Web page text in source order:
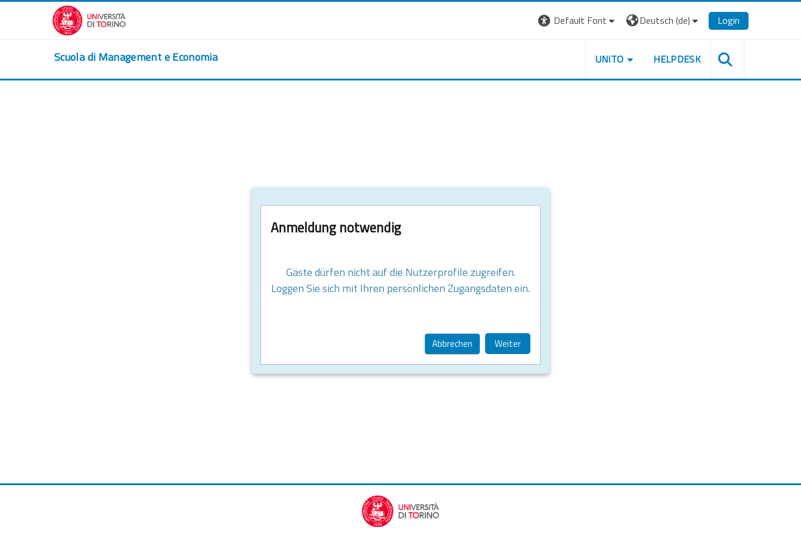
Zum Hauptinhalt
Default Font
Deutsch ‎(de)‎ Login
Scuola di Management e Economia UNITO HELPDESK
Anmeldung notwendig
Gäste dürfen nicht auf die Nutzerprofile zugreifen.
Loggen Sie sich mit Ihren persönlichen Zugangsdaten ein.
Abbrechen Weiter